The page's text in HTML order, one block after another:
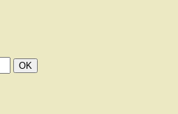
Поиск
OK